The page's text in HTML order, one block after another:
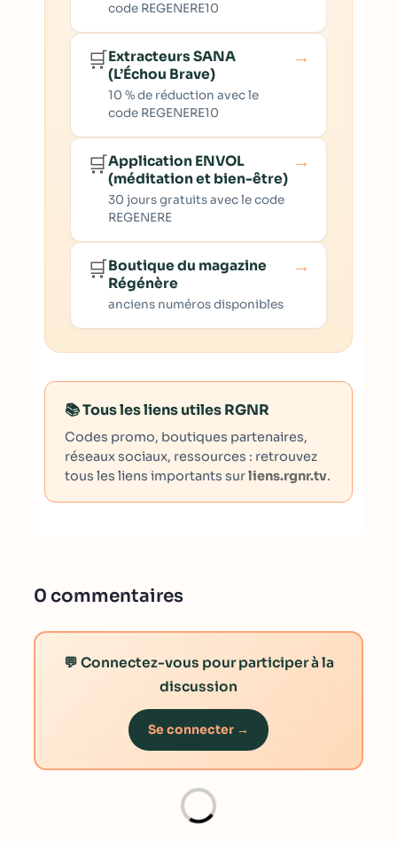
code REGENERE10
🛒Extracteurs SANA
(L’Échou Brave)
10 % de réduction avec le
code REGENERE10
→
🛒Application ENVOL
(méditation et bien-être)
30 jours gratuits avec le code
REGENERE
→
🛒Boutique du magazine
Régénère
anciens numéros disponibles
→
📚 Tous les liens utiles RGNR
Codes promo, boutiques partenaires,
réseaux sociaux, ressources : retrouvez
tous les liens importants surliens.rgnr.tv.
0 commentaires
💬 Connectez-vous pour participer à la
discussion
Se connecter →